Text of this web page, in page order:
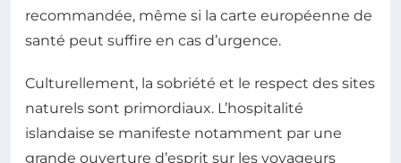
recommandée, même si la carte européenne de
santé peut suffire en cas d’urgence.
Culturellement, la sobriété et le respect des sites
naturels sont primordiaux. L’hospitalité
islandaise se manifeste notamment par une
grande ouverture d’esprit sur les voyageurs